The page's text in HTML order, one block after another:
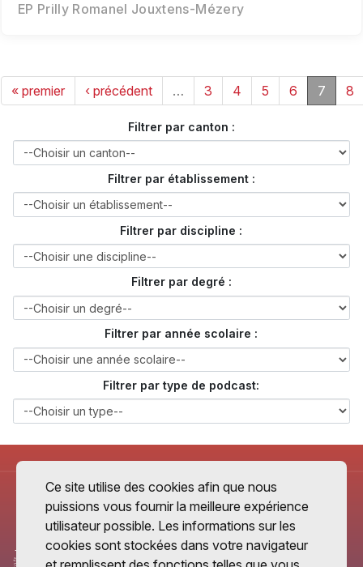
EP Prilly Romanel Jouxtens-Mézery
« premier ‹ précédent … 3 4 5 6 7 8
Filtrer par canton :
Filtrer par établissement :
Filtrer par discipline :
Filtrer par degré :
Filtrer par année scolaire :
Filtrer par type de podcast:
Ce site utilise des cookies afin que nous
puissions vous fournir la meilleure expérience
utilisateur possible. Les informations sur les
cookies sont stockées dans votre navigateur